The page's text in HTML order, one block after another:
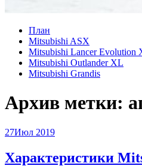
План
Mitsubishi ASX
Mitsubishi Lancer Evolution
Mitsubishi Outlander XL
Mitsubishi Grandis
Архив метки:
27Июл 2019
Характеристики